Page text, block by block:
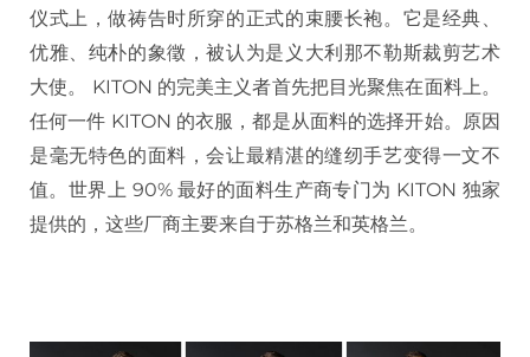
仪式上，做祷告时所穿的正式的束腰长袍。它是经典、
优雅、纯朴的象徵，被认为是义大利那不勒斯裁剪艺术
大使。 KITON 的完美主义者首先把目光聚焦在面料上。
任何一件 KITON 的衣服，都是从面料的选择开始。原因
是毫无特色的面料，会让最精湛的缝纫手艺变得一文不
值。世界上 90% 最好的面料生产商专门为 KITON 独家
提供的，这些厂商主要来自于苏格兰和英格兰。